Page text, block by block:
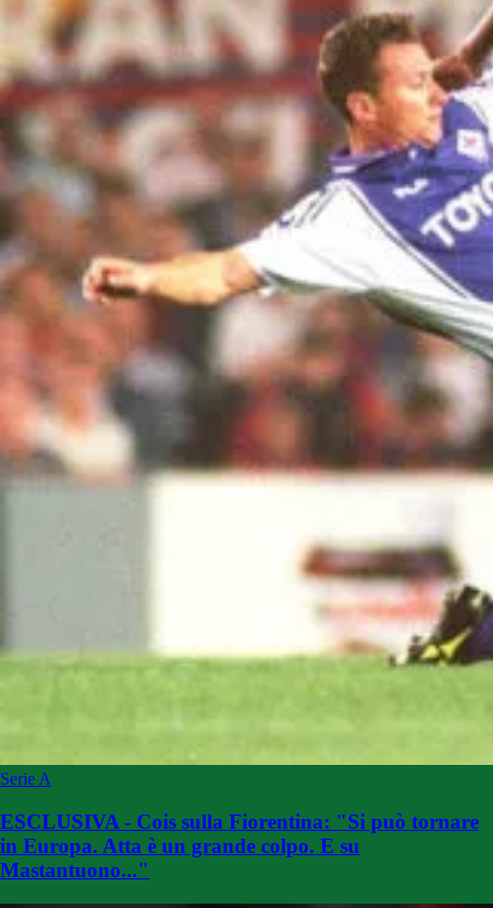
Serie A
ESCLUSIVA - Cois sulla Fiorentina: "Si può tornare
in Europa. Atta è un grande colpo. E su
Mastantuono..."